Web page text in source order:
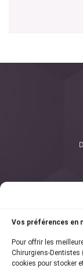
Vos préférences en
Pour offrir les
Chirurgiens-Dentistes
cookies pour stocker